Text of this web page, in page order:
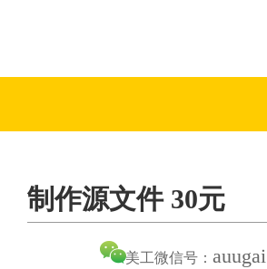
制作源文件 30元
美工微信号： auugai